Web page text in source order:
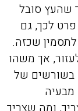
שהעץ סובל
לכך, גם
לתסמין שכזה.
אך משהו
בשורשים של